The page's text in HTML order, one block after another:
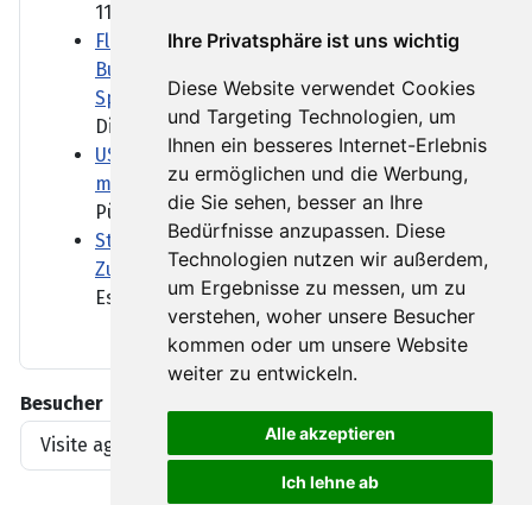
Ihre Privatsphäre ist uns wichtig
Diese Website verwendet Cookies
und Targeting Technologien, um
Ihnen ein besseres Internet-Erlebnis
zu ermöglichen und die Werbung,
die Sie sehen, besser an Ihre
Bedürfnisse anzupassen. Diese
Technologien nutzen wir außerdem,
um Ergebnisse zu messen, um zu
verstehen, woher unsere Besucher
kommen oder um unsere Website
weiter zu entwickeln.
Alle akzeptieren
Ich lehne ab
110.000 Tonnen Rohöl hat der...
Flughafen Leipzig/Halle:
Bundesanwaltschaft ermittelt zu
Sprengstoff-Drohne
Die Bundesanwaltschaft hat...
US-Arzneimittelbehörde lässt neuen
mRNA-Impfstoff gegen Grippe zu
Pünktlich zur Grippesaison...
Strategiepapier zeigt Infantinos
Zukunftsvision für die FIFA
Es wird nichts mit den...
Besucher
Visite agli articoli